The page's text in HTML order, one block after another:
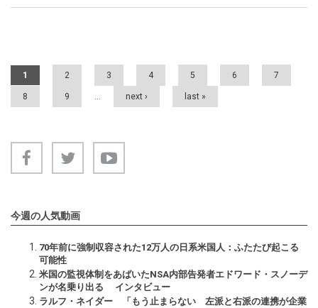
Pages
1 2 3 4 5 6 7
8 9 … next › last »
今週の人気動画
70年前に強制収容された12万人の日系米国人：ふたたび起こる
可能性
米国の監視体制をあばいたNSA内部告発者エドワード・スノーデ
ンが名乗り出る インタビュー
ラルフ・ネイダー 「もう止まらない 左派と右派の連携が企業